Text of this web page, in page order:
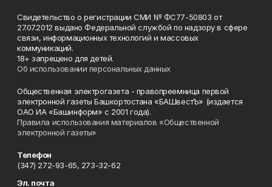
Свидетельство о регистрации СМИ № ФС77-50803 от
27.07.2012 выдано Федеральной службой по надзору в сфере
связи, информационных технологий и массовых
коммуникаций.
18+ запрещено для детей.
Об использовании персональных данных
Общественная электрогазета - правопреемница первой
электронной газеты Башкортостана «БАШвестЪ» (издается
ОАО ИА «Башинформ» с 2001 года).
Правила использования материалов «Общественной
электронной газеты»
Телефон
(347) 272-93-65, 273-32-62
Эл. почта